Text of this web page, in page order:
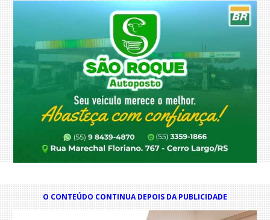
O CONTEÚDO CONTINUA DEPOIS DA PUBLICIDADE